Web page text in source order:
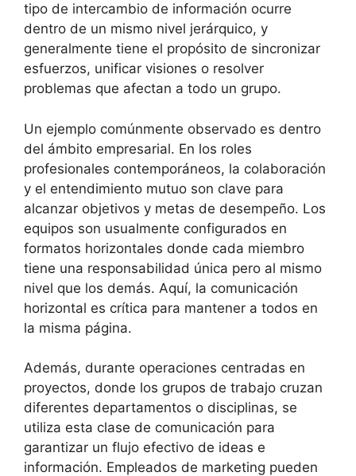
tipo de intercambio de información ocurre
dentro de un mismo nivel jerárquico, y
generalmente tiene el propósito de sincronizar
esfuerzos, unificar visiones o resolver
problemas que afectan a todo un grupo.
Un ejemplo comúnmente observado es dentro
del ámbito empresarial. En los roles
profesionales contemporáneos, la colaboración
y el entendimiento mutuo son clave para
alcanzar objetivos y metas de desempeño. Los
equipos son usualmente configurados en
formatos horizontales donde cada miembro
tiene una responsabilidad única pero al mismo
nivel que los demás. Aquí, la comunicación
horizontal es crítica para mantener a todos en
la misma página.
Además, durante operaciones centradas en
proyectos, donde los grupos de trabajo cruzan
diferentes departamentos o disciplinas, se
utiliza esta clase de comunicación para
garantizar un flujo efectivo de ideas e
información. Empleados de marketing pueden